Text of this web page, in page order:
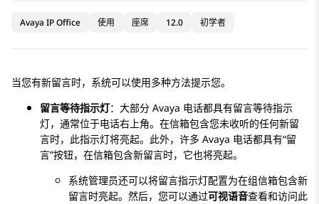
Avaya IP Office 使用 座席 12.0 初学者
当您有新留言时，系统可以使用多种方法提示您。
留言等待指示灯：大部分 Avaya 电话都具有留言等待指示
灯，通常位于电话右上角。在信箱包含您未收听的任何新留
言时，此指示灯将亮起。此外，许多 Avaya 电话都具有“留
言”按钮，在信箱包含新留言时，它也将亮起。
系统管理员还可以将留言指示灯配置为在组信箱包含新
留言时亮起。然后，您可以通过可视语音查看和访问此